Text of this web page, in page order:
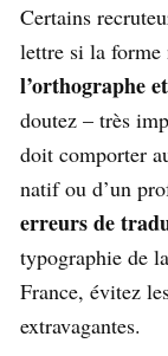
Certains
lettre si la forme
l’orthographe
doutez – très
doit comporter
natif ou d’un
erreurs de
typographie de
France, évitez
extravagantes.